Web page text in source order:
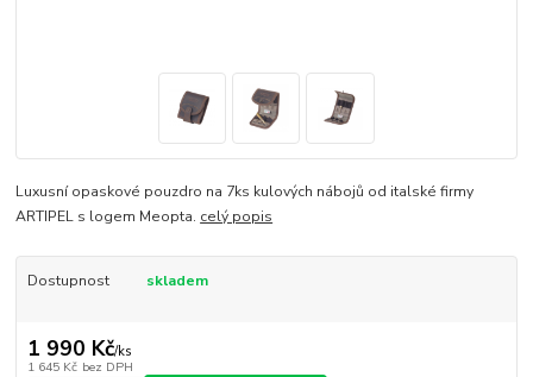
Luxusní opaskové pouzdro na 7ks kulových nábojů od italské firmy
ARTIPEL s logem Meopta. celý popis
Dostupnost skladem
1 990 Kč/ks
1 645 Kč bez DPH